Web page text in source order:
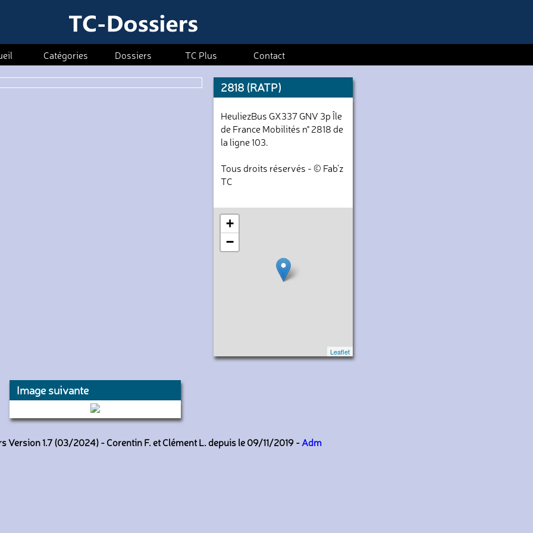
Catégories Dossiers TC Plus Contact
2818 (RATP)
HeuliezBus GX337 GNV 3p Île
de France Mobilités n° 2818 de
la ligne 103.
Tous droits réservés - © Fab'z
TC
+
−
Leaflet
Image suivante
883 (Keolis Vélizy)
Version 1.7 (03/2024) - Corentin F. et Clément L. depuis le 09/11/2019 -Adm